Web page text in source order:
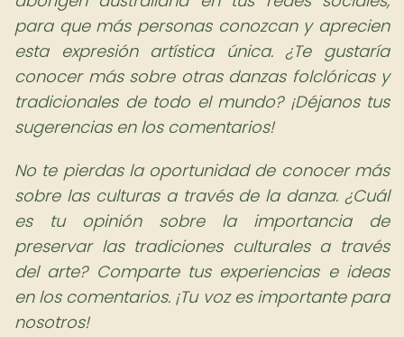
para que más personas conozcan y aprecien
esta expresión artística única. ¿Te gustaría
conocer más sobre otras danzas folclóricas y
tradicionales de todo el mundo? ¡Déjanos tus
sugerencias en los comentarios!
No te pierdas la oportunidad de conocer más
sobre las culturas a través de la danza. ¿Cuál
es tu opinión sobre la importancia de
preservar las tradiciones culturales a través
del arte? Comparte tus experiencias e ideas
en los comentarios. ¡Tu voz es importante para
nosotros!